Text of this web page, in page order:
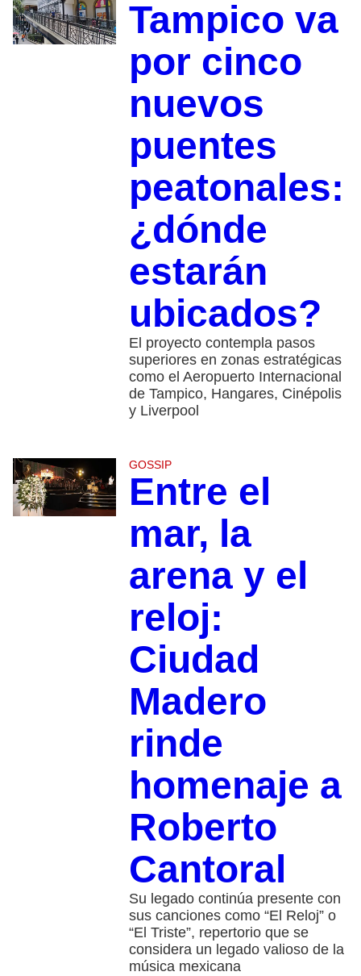
Tampico va
por cinco
nuevos
puentes
peatonales:
¿dónde
estarán
ubicados?
El proyecto contempla pasos
superiores en zonas estratégicas
como el Aeropuerto Internacional
de Tampico, Hangares, Cinépolis
y Liverpool
GOSSIP
Entre el
mar, la
arena y el
reloj:
Ciudad
Madero
rinde
homenaje a
Roberto
Cantoral
Su legado continúa presente con
sus canciones como “El Reloj” o
“El Triste”, repertorio que se
considera un legado valioso de la
música mexicana